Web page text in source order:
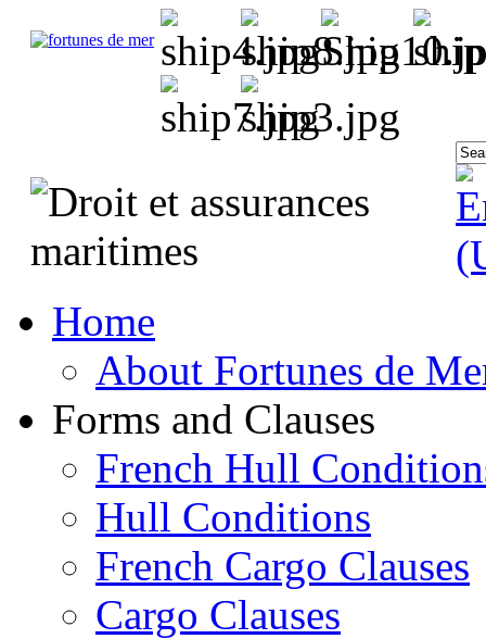
Home
About Fortunes de
Forms and Clauses
French Hull
Hull Conditions
French Cargo Clauses
Cargo Clauses